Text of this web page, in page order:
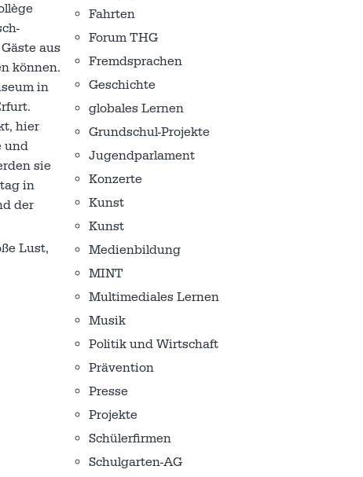
aus
können.
in
hier
und
sie
in
der
Lust,
Fahrten
Forum THG
Fremdsprachen
Geschichte
globales Lernen
Grundschul-Projekte
Jugendparlament
Konzerte
Kunst
Kunst
Medienbildung
MINT
Multimediales Lernen
Musik
Politik und Wirtschaft
Prävention
Presse
Projekte
Schülerfirmen
Schulgarten-AG